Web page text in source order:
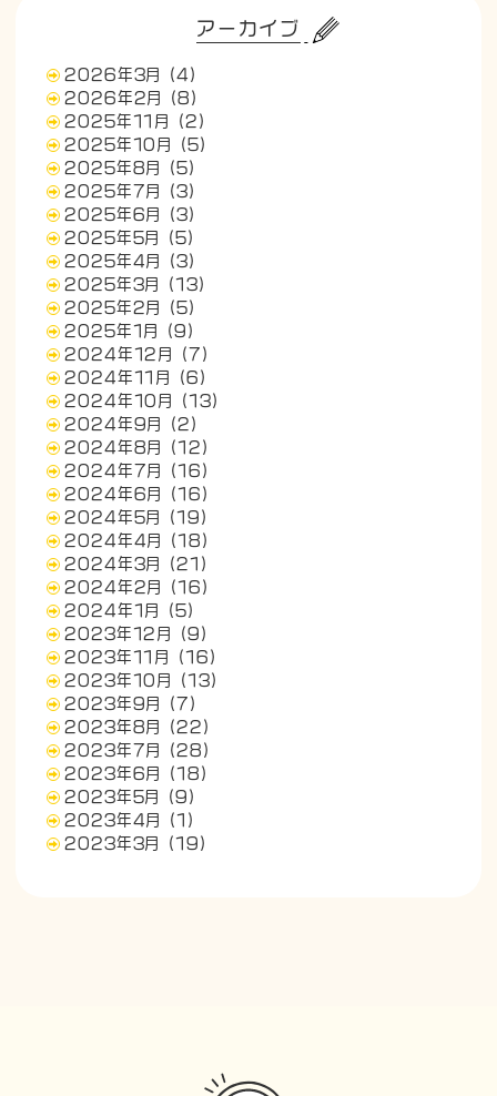
アーカイブ
2026年3月
(4)
2026年2月
(8)
2025年11月
(2)
2025年10月
(5)
2025年8月
(5)
2025年7月
(3)
2025年6月
(3)
2025年5月
(5)
2025年4月
(3)
2025年3月
(13)
2025年2月
(5)
2025年1月
(9)
2024年12月
(7)
2024年11月
(6)
2024年10月
(13)
2024年9月
(2)
2024年8月
(12)
2024年7月
(16)
2024年6月
(16)
2024年5月
(19)
2024年4月
(18)
2024年3月
(21)
2024年2月
(16)
2024年1月
(5)
2023年12月
(9)
2023年11月
(16)
2023年10月
(13)
2023年9月
(7)
2023年8月
(22)
2023年7月
(28)
2023年6月
(18)
2023年5月
(9)
2023年4月
(1)
2023年3月
(19)